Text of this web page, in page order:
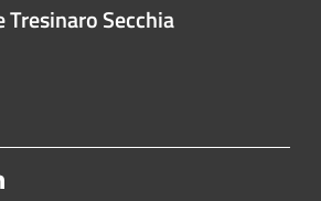
Tresinaro Secchia